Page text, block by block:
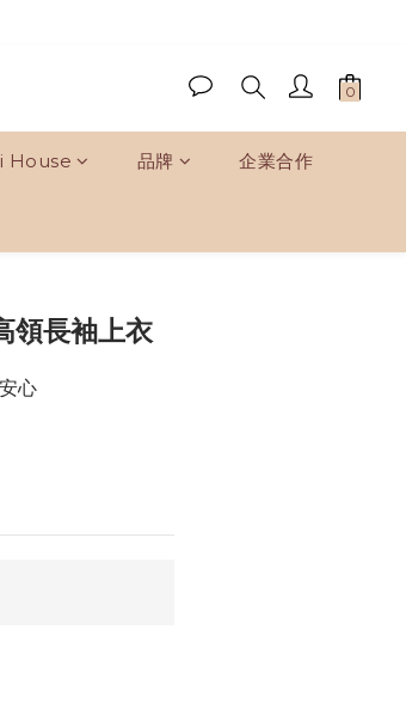
House 品牌 企業合作
領長袖上衣
心